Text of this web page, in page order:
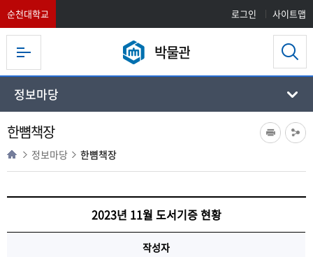
순천대학교 로그인 사이트맵
박물관
정보마당
한뼘책장
정보마당 한뼘책장
2023년 11월 도서기증 현황
작성자